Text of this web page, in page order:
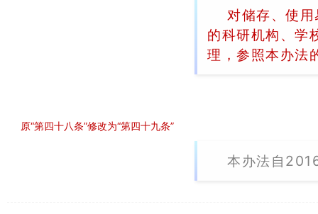
对储存、使
的科研机构、学
理，参照本办法
原“第四十八条”修改为“第四十九条”
本办法自